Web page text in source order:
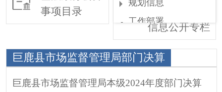
规划信息
工作部署
权责和公共服务清单
行政执法公示
栏
事项目录
信息公开专栏
巨鹿县市场监督管理局部门决算
巨鹿县市场监督管理局本级2024年度部门决算